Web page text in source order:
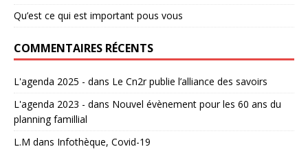
Qu’est ce qui est important pous vous
COMMENTAIRES RÉCENTS
L'agenda 2025 - dans Le Cn2r publie l’alliance des savoirs
L'agenda 2023 - dans Nouvel évènement pour les 60 ans du
planning famillial
L.M dans Infothèque, Covid-19